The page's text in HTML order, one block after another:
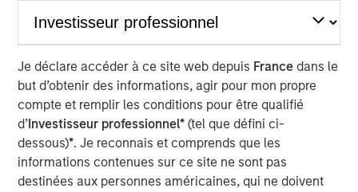
Je déclare accéder à ce site web depuis France dans le
but d’obtenir des informations, agir pour mon propre
compte et remplir les conditions pour être qualifié
d’Investisseur professionnel*(tel que défini ci-
dessous)*. Je reconnais et comprends que les
informations contenues sur ce site ne sont pas
destinées aux personnes américaines, qui ne doivent
boom in artificial intelligence is reshaping global
megatrends and redefining thematic investment
opportunities. Drawing on insights highlighted at Morgan
Stanley’s 2025 Thematic Conference, he unpacks AI’s
expanding influence across industries and explores
where transformative structural changes may spark the
next wave of long term investment potential.
Counterpoint Global